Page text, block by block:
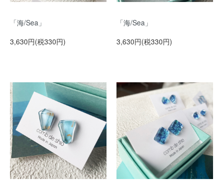
「海/Sea」
3,630円(税330円)
「海/Sea」
3,630円(税330円)